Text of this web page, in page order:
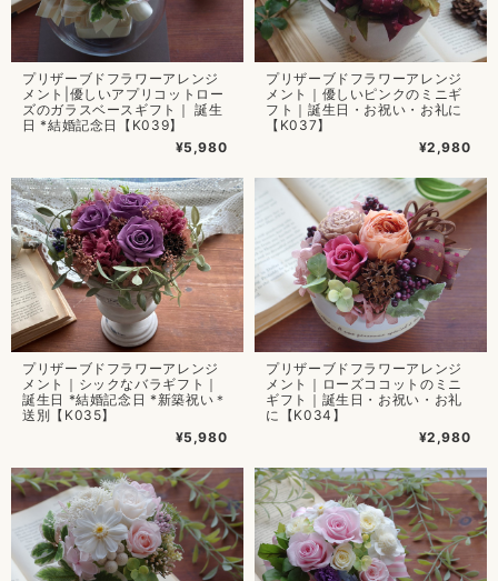
プリザーブドフラワーアレンジ
メント|優しいアプリコットロー
ズのガラスベースギフト｜ 誕生
日 *結婚記念日【K039】
¥5,980
プリザーブドフラワーアレンジ
メント｜優しいピンクのミニギ
フト｜誕生日・お祝い・お礼に
【K037】
¥2,980
プリザーブドフラワーアレンジ
メント｜シックなバラギフト｜
誕生日 *結婚記念日 *新築祝い＊
送別【K035】
¥5,980
プリザーブドフラワーアレンジ
メント｜ローズココットのミニ
ギフト｜誕生日・お祝い・お礼
に【K034】
¥2,980